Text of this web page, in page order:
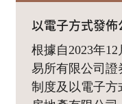
以電子方式發
根據自2023年
易所有限公司
制度及以電子方